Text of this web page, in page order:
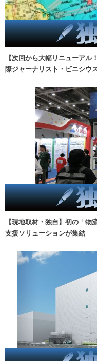
【次回から大幅リニューア
際ジャーナリスト・ビニシウ
【現地取材・独自】初の「
支援ソリューションが集結